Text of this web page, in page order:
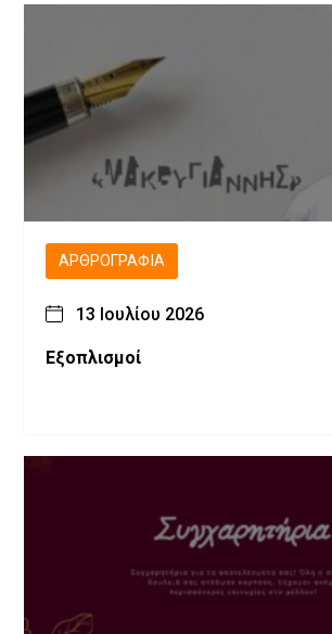
ΑΡΘΡΟΓΡΑΦΊΑ
13 Ιουλίου 2026
Εξοπλισμοί